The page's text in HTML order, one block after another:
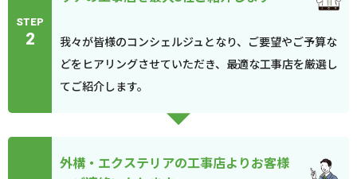
STEP
2
我々が皆様のコンシェルジュとなり、ご要望やご予算な
どをヒアリングさせていただき、最適な工事店を厳選し
てご紹介します。
外構・エクステリアの工事店よりお客様